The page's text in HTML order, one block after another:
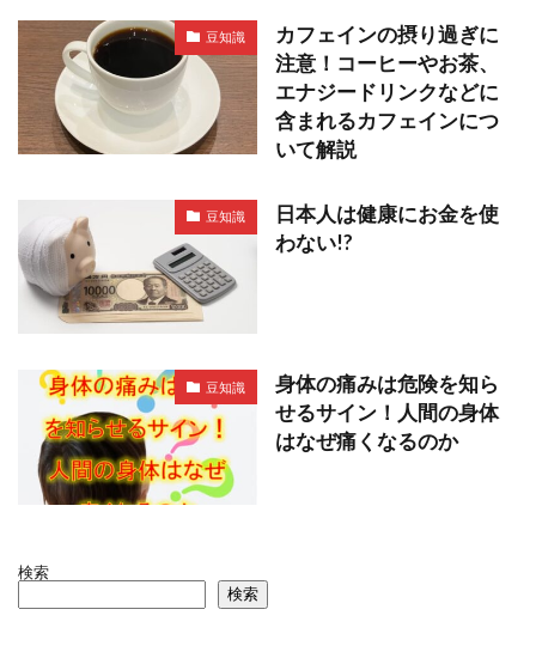
豆知識
カフェインの摂り過ぎに
注意！コーヒーやお茶、
エナジードリンクなどに
含まれるカフェインにつ
いて解説
豆知識
日本人は健康にお金を使
わない!?
豆知識
身体の痛みは危険を知ら
せるサイン！人間の身体
はなぜ痛くなるのか
検索
検索